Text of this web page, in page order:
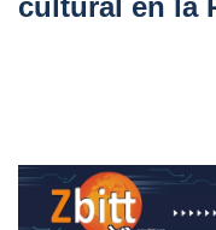
cultural en la